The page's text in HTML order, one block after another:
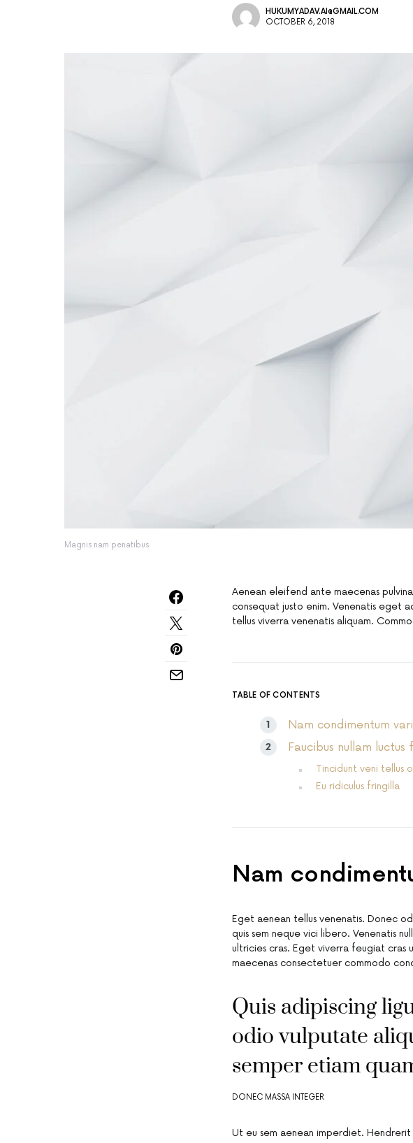
Magnis nam penatibus
HUKUMYADAV.AI@GMAIL.COM
OCTOBER 6, 2018
Aenean eleifend ante maecenas
consequat justo enim. Venenatis eget
tellus viverra venenatis aliquam.
TABLE OF CONTENTS
Nam condimentum
Faucibus nullam
Tincidunt veni tellus
Eu ridiculus fringilla
Nam
Eget aenean tellus venenatis. Donec
quis sem neque vici libero. Venenatis
ultricies cras. Eget viverra feugiat cras
maecenas consectetuer commodo
Quis adipiscing
odio vulputate
semper etiam
DONEC MASSA INTEGER
Ut eu sem aenean imperdiet. Hendrerit